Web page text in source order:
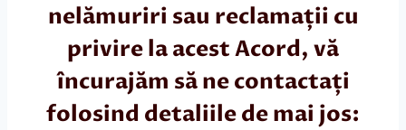
nelămuriri sau reclamații cu
privire la acest Acord, vă
încurajăm să ne contactați
folosind detaliile de mai jos: